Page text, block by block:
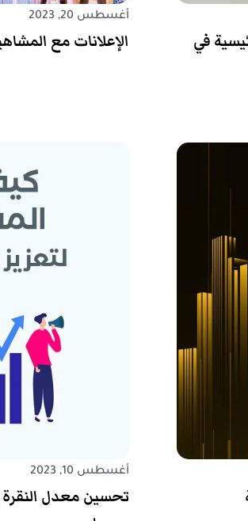
في
أغسطس 20, 2023
الإعلانات مع
أغسطس 10, 2023